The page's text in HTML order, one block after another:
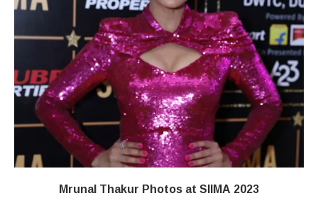
Mrunal Thakur Photos at SIIMA 2023